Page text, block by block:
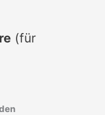
(für